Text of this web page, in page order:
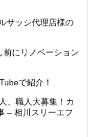
サッシ代理店様の
にリノベーション
で紹介！
、職人大募集！カ
– 相川スリーエフ